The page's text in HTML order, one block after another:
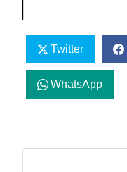
Twitter
WhatsApp